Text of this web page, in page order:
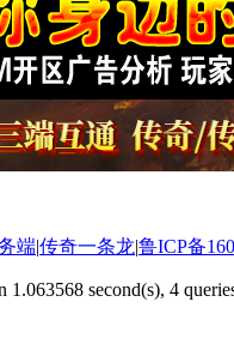
端|传奇一条龙|鲁ICP备
1.063568 second(s), 4